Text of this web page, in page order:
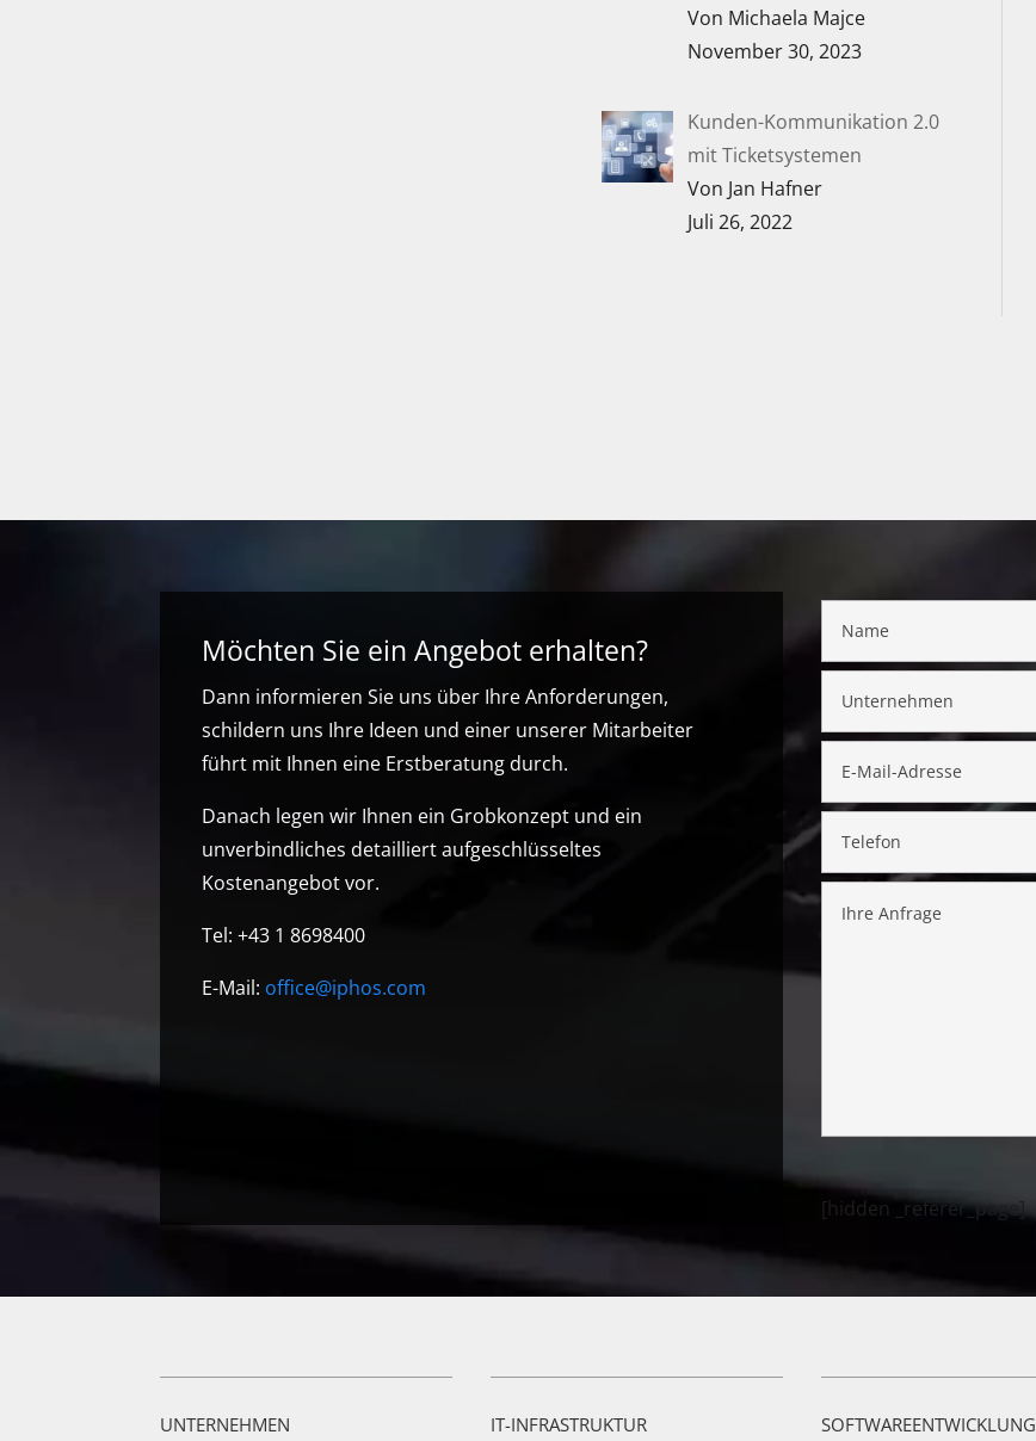
Von Michaela Majce
November 30, 2023
Kunden-Kommunikation 2.0
mit Ticketsystemen
Von Jan Hafner
Juli 26, 2022
Möchten Sie ein Angebot erhalten?
Dann informieren Sie uns über Ihre Anforderungen,
schildern uns Ihre Ideen und einer unserer Mitarbeiter
führt mit Ihnen eine Erstberatung durch.
Danach legen wir Ihnen ein Grobkonzept und ein
unverbindliches detailliert aufgeschlüsseltes
Kostenangebot vor.
Tel: +43 1 8698400
E-Mail: office@iphos.com
[hidden _referer_page]
UNTERNEHMEN IT-INFRASTRUKTUR SOFTWAREENTWICKLUNG